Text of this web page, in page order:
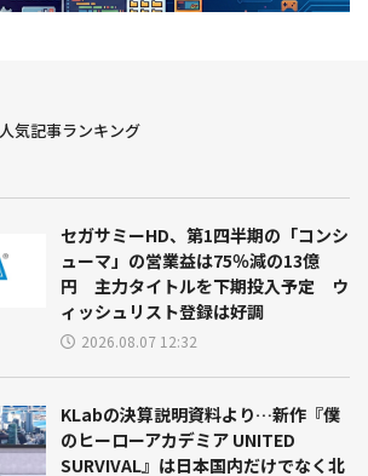
人気記事ランキング
セガサミーHD、第1四半期の「コンシ
ューマ」の営業益は75％減の13億
円 主力タイトルを下期投入予定 ウ
ィッシュリスト登録は好調
2026.08.07 12:32
KLabの決算説明資料より…新作『僕
のヒーローアカデミア UNITED
SURVIVAL』は日本国内だけでなく北